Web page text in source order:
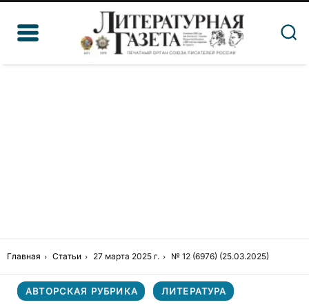
Главная Статьи 27 марта 2025 г. № 12 (6976) (25.03.2025)
АВТОРСКАЯ РУБРИКА ЛИТЕРАТУРА